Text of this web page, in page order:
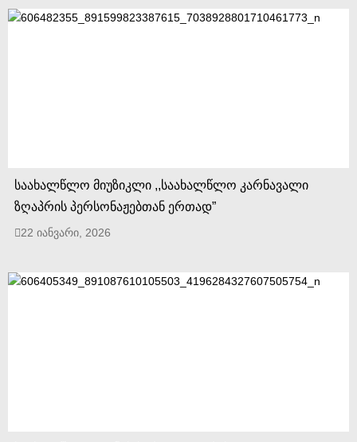
საახალწლო მიუზიკლი ,,საახალწლო კარნავალი
ზღაპრის პერსონაჟებთან ერთად”
22 იანვარი, 2026